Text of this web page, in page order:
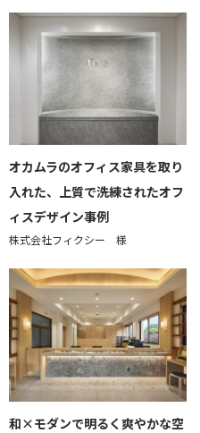
オカムラのオフィス家具を取り
入れた、上質で洗練されたオフ
ィスデザイン事例
株式会社フィクシー 様
和×モダンで明るく爽やかな空